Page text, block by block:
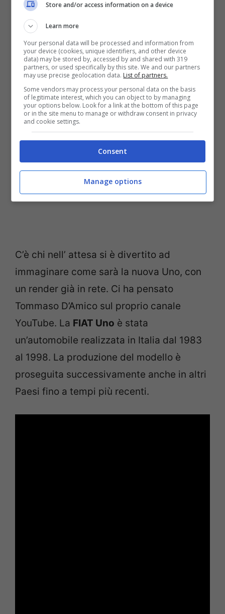
Nulla si può escludere dopo il rilancio delle
famiglie 500 e Panda, oltre alla
Topolino.
Il render della nuova FIAT
Uno
C’è chi nell’ attesa si è divertito ad
immaginare come sarà la nuova Uno, con
un render già in rete. Ci ha pensato
Tommaso D’Amico sul proprio canale
YouTube. La FIAT Uno è stata
un’automobile realizzata in Italia dal 1983
al 1998. La produzione del modello è
proseguita successivamente anche in altri
Paesi fino a tempi più recenti.
Store and/or access information on a device
Learn more
Your personal data will be processed and information from
your device (cookies, unique identifiers, and other device
data) may be stored by, accessed by and shared with 319
partners, or used specifically by this site. We and our partners
may use precise geolocation data. List of partners.
Some vendors may process your personal data on the basis
of legitimate interest, which you can object to by managing
your options below. Look for a link at the bottom of this page
or in the site menu to manage or withdraw consent in privacy
and cookie settings.
Consent
Manage options